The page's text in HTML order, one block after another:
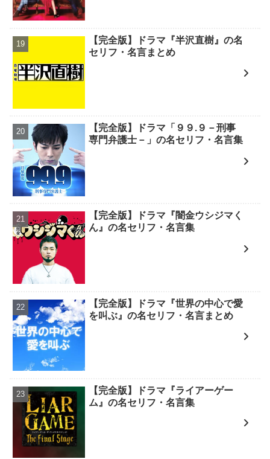
【完全版】ドラマ『半沢直樹』の名
セリフ・名言まとめ
【完全版】ドラマ「９９.９－刑事
専門弁護士－」の名セリフ・名言集
【完全版】ドラマ『闇金ウシジマく
ん』の名セリフ・名言集
【完全版】ドラマ『世界の中心で愛
を叫ぶ』の名セリフ・名言まとめ
【完全版】ドラマ『ライアーゲー
ム』の名セリフ・名言集